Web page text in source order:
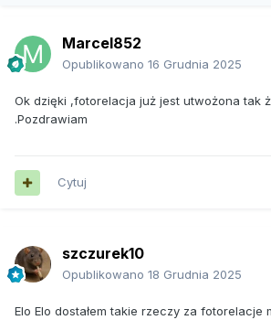
Marcel852
Opublikowano 16 Grudnia 2025
Ok dzięki ,fotorelacja już jest utwożona tak
.Pozdrawiam
Cytuj
szczurek10
Opublikowano 18 Grudnia 2025
Elo Elo dostałem takie rzeczy za fotorelacje